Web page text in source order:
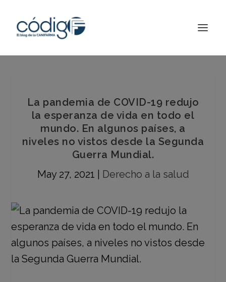
La pandemia de COVID-19 redujo
la esperanza de vida en todo el
mundo. En algunos países, a
niveles no vistos desde la Segunda
Guerra Mundial.
May 27, 2021
Derecho a la salud